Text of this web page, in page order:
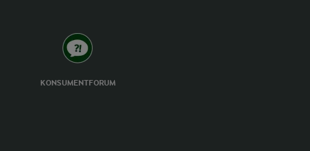
KONSUMENTFORUM